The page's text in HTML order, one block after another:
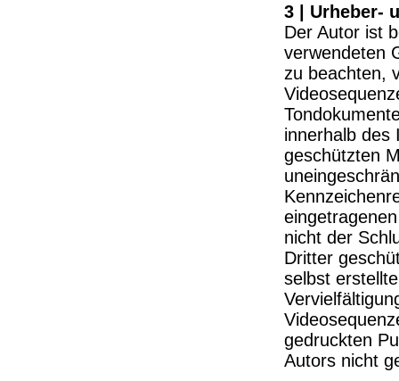
3 | Urheber-
Der Autor ist
verwendeten
zu beachten,
innerhalb des
geschützten
nicht der
Dritter
selbst
gedruckten
Autors nicht